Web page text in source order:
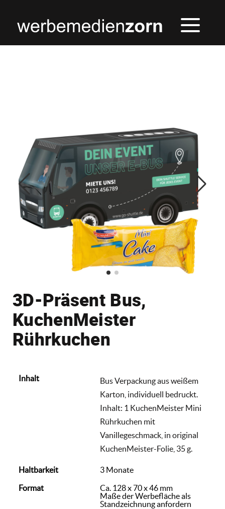
3D-Präsent Bus,
KuchenMeister
Rührkuchen
Inhalt
Bus Verpackung aus weißem
Karton, individuell bedruckt.
Inhalt: 1 KuchenMeister Mini
Rührkuchen mit
Vanillegeschmack, in original
KuchenMeister-Folie, 35 g.
Haltbarkeit
3 Monate
Format
Ca. 128 x 70 x 46 mm
Maße der Werbefläche als
Standzeichnung anfordern